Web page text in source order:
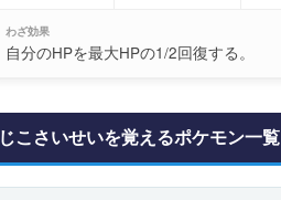
わざ効果
自分のHPを最大HPの1/2回復する。
じこさいせいを覚えるポケモン一覧